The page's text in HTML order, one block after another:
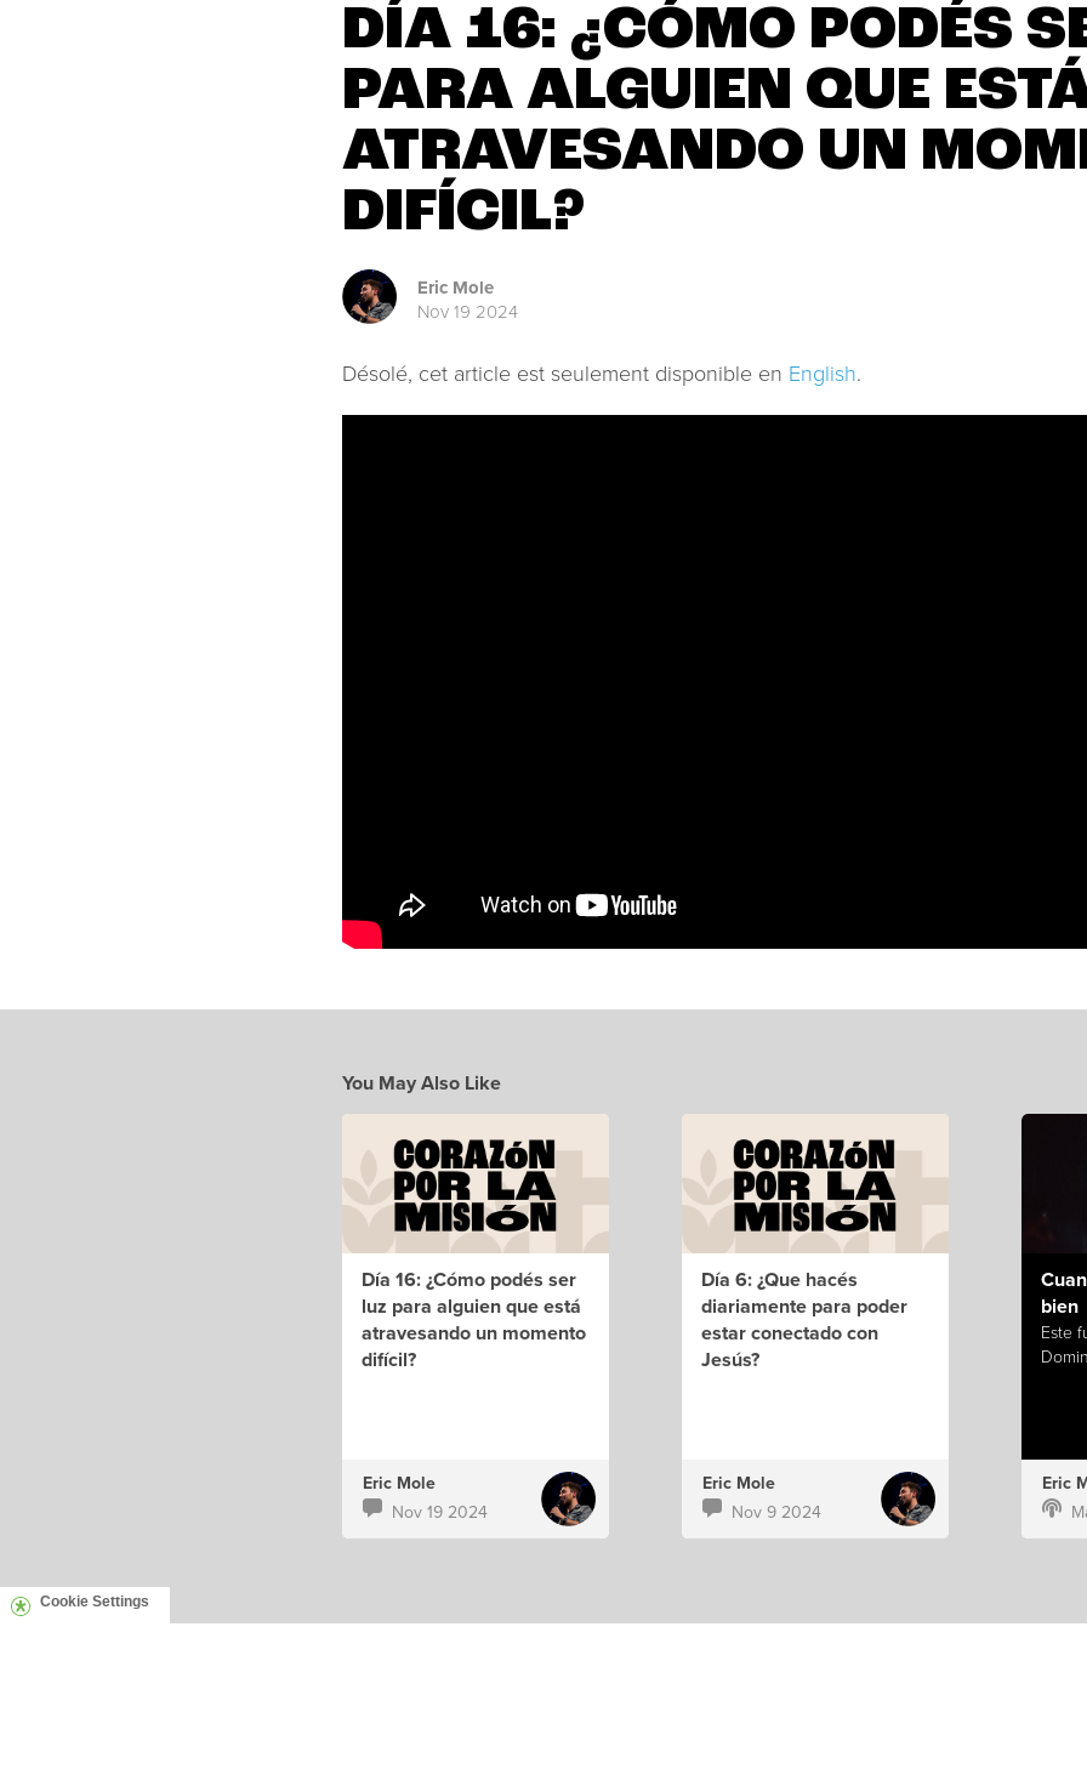
DÍA 16: ¿CÓMO PODÉS
PARA ALGUIEN QUE
ATRAVESANDO UN
DIFÍCIL?
Eric Mole
Nov 19 2024
Désolé, cet article est seulement disponible en English.
You May Also Like
Día 16: ¿Cómo podés ser
luz para alguien que está
atravesando un momento
difícil?
Eric Mole
Nov 19 2024
Día 6: ¿Que hacés
diariamente para poder
estar conectado con
Jesús?
Eric Mole
Nov 9 2024
bien
Este
Eric
Cookie Settings